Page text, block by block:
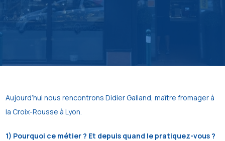
Aujourd’hui nous rencontrons Didier Galland, maître fromager à
la Croix-Rousse à Lyon.
1) Pourquoi ce métier ? Et depuis quand le pratiquez-vous ?